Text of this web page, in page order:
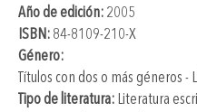
Año de edición: 2005
ISBN: 84-8109-210-X
Género:
Títulos con dos o más géneros -
Tipo de literatura: Literatura